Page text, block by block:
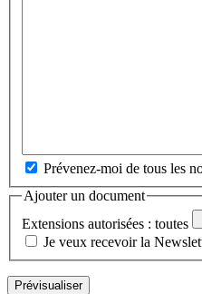
Prévenez-moi de tous les
Ajouter un document
Extensions autorisées : toutes
Je veux recevoir la